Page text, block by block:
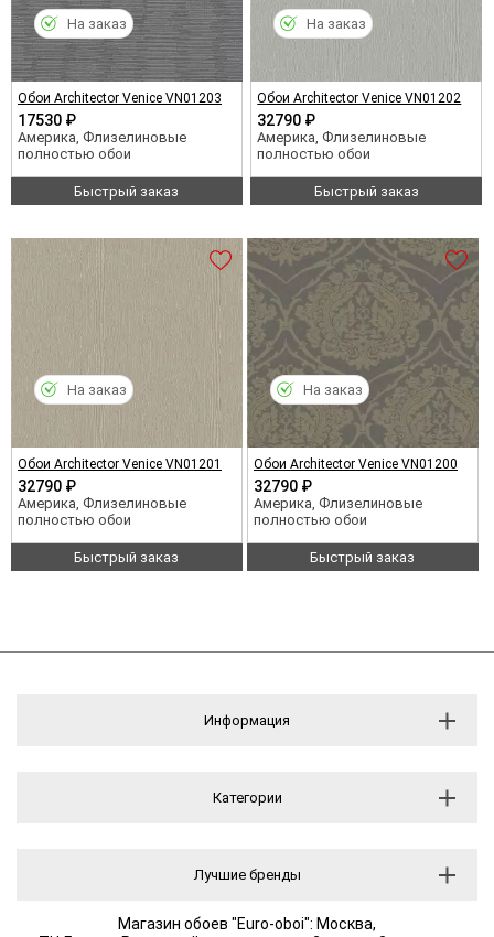
Обои Architector Venice VN01203
17530 ₽
Америка, Флизелиновые
полностью обои
Быстрый заказ
На заказ
Обои Architector Venice VN01202
32790 ₽
Америка, Флизелиновые
полностью обои
Быстрый заказ
На заказ
Обои Architector Venice VN01201
32790 ₽
Америка, Флизелиновые
полностью обои
Быстрый заказ
На заказ
Обои Architector Venice VN01200
32790 ₽
Америка, Флизелиновые
полностью обои
Быстрый заказ
На заказ
Информация
Категории
Лучшие бренды
Магазин обоев "Euro-oboi": Москва,